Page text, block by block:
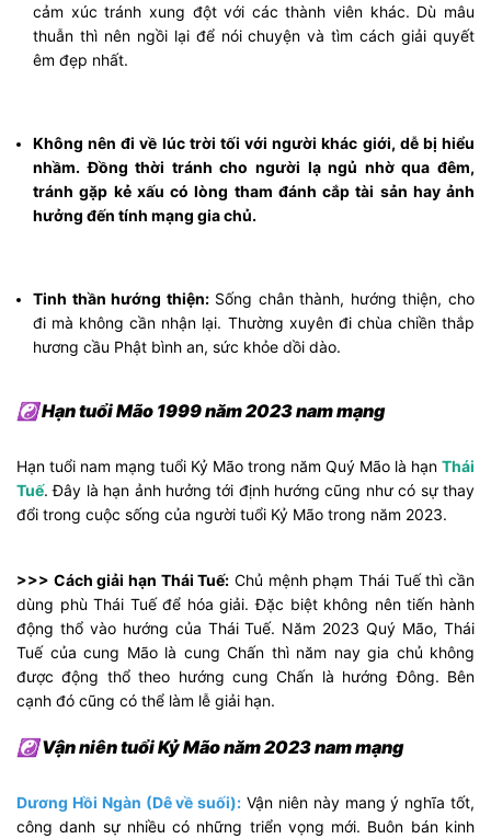
cảm xúc tránh xung đột với các thành viên khác. Dù mâu
thuẫn thì nên ngồi lại để nói chuyện và tìm cách giải quyết
êm đẹp nhất.
Không nên đi về lúc trời tối với người khác giới, dễ bị hiểu
nhầm. Đồng thời tránh cho người lạ ngủ nhờ qua đêm,
tránh gặp kẻ xấu có lòng tham đánh cắp tài sản hay ảnh
hưởng đến tính mạng gia chủ.
Tinh thần hướng thiện:Sống chân thành, hướng thiện, cho
đi mà không cần nhận lại. Thường xuyên đi chùa chiền thắp
hương cầu Phật bình an, sức khỏe dồi dào.
☯ Hạn tuổi Mão 1999 năm 2023 nam mạng
Hạn tuổi nam mạng tuổi Kỷ Mão trong năm Quý Mão là hạn Thái
Tuế. Đây là hạn ảnh hưởng tới định hướng cũng như có sự thay
đổi trong cuộc sống của người tuổi Kỷ Mão trong năm 2023.
>>> Cách giải hạn Thái Tuế: Chủ mệnh phạm Thái Tuế thì cần
dùng phù Thái Tuế để hóa giải. Đặc biệt không nên tiến hành
động thổ vào hướng của Thái Tuế. Năm 2023 Quý Mão, Thái
Tuế của cung Mão là cung Chấn thì năm nay gia chủ không
được động thổ theo hướng cung Chấn là hướng Đông. Bên
cạnh đó cũng có thể làm lễ giải hạn.
☯ Vận niên tuổi Kỷ Mão năm 2023 nam mạng
Dương Hồi Ngàn (Dê về suối): Vận niên này mang ý nghĩa tốt,
công danh sự nhiều có những triển vọng mới. Buôn bán kinh